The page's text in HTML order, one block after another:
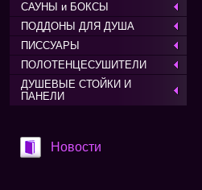
САУНЫ и БОКСЫ
ПОДДОНЫ ДЛЯ ДУША
ПИССУАРЫ
ПОЛОТЕНЦЕСУШИТЕЛИ
ДУШЕВЫЕ СТОЙКИ И
ПАНЕЛИ
Новости